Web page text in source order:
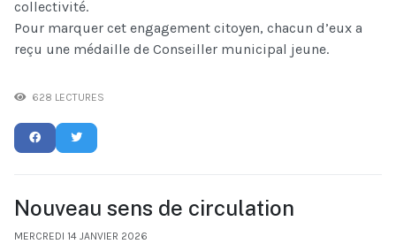
collectivité.
Pour marquer cet engagement citoyen, chacun d’eux a
reçu une médaille de Conseiller municipal jeune.
628 LECTURES
Nouveau sens de circulation
MERCREDI 14 JANVIER 2026